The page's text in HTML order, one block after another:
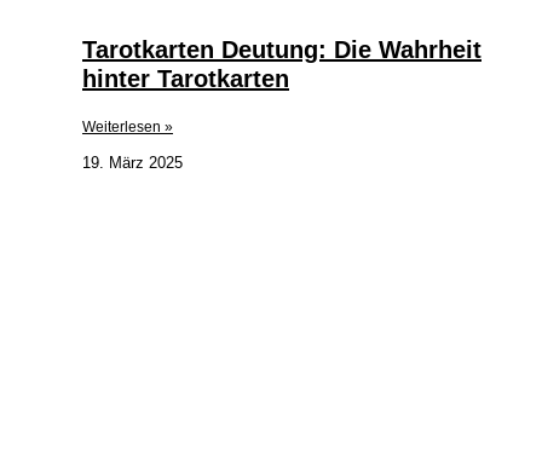
Tarotkarten Deutung: Die Wahrheit
hinter Tarotkarten
Weiterlesen »
19. März 2025